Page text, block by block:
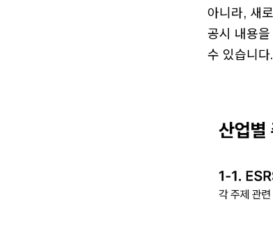
아니라, 새
공시 내용
수 있습니다.